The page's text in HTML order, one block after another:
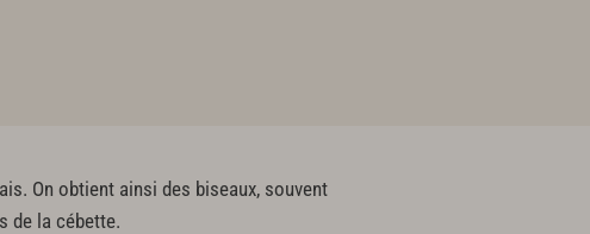
On obtient ainsi des biseaux, souvent
de la cébette.